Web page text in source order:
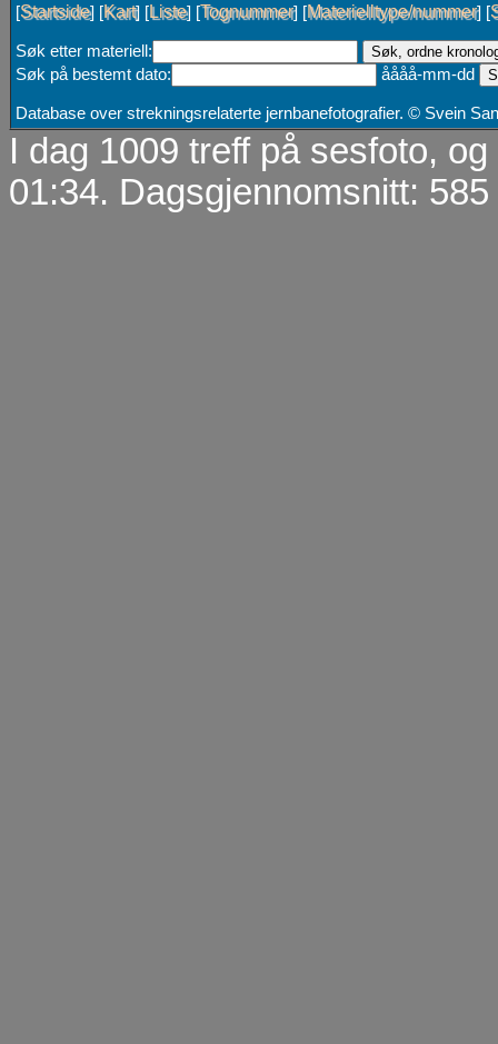
[Startside] [Kart] [Liste] [Tognummer] [Materielltype/nummer] [
Søk etter materiell:
Søk på bestemt dato:
åååå-mm-dd
Database over strekningsrelaterte jernbanefotografier. © Svein
I dag 1009 treff på sesfoto,
01:34. Dagsgjennomsnitt: 585